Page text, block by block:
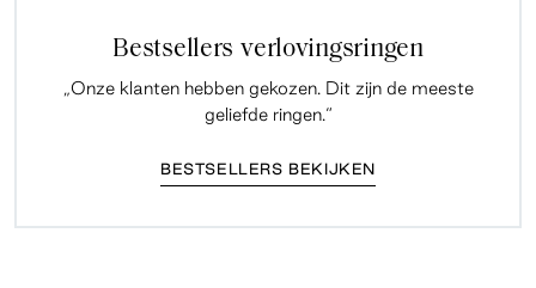
Bestsellers verlovingsringen
„Onze klanten hebben gekozen. Dit zijn de meeste
geliefde ringen.“
BESTSELLERS BEKIJKEN